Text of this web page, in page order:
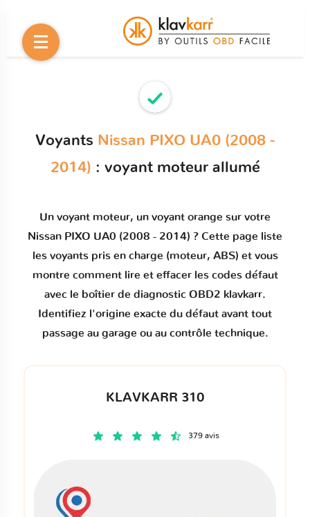
Voyants Nissan PIXO UA0 (2008 -
2014) : voyant moteur allumé
Un voyant moteur, un voyant orange sur votre
Nissan PIXO UA0 (2008 - 2014) ? Cette page liste
les voyants pris en charge (moteur, ABS) et vous
montre comment lire et effacer les codes défaut
avec le boîtier de diagnostic OBD2 klavkarr.
Identifiez l'origine exacte du défaut avant tout
passage au garage ou au contrôle technique.
KLAVKARR 310
379 avis